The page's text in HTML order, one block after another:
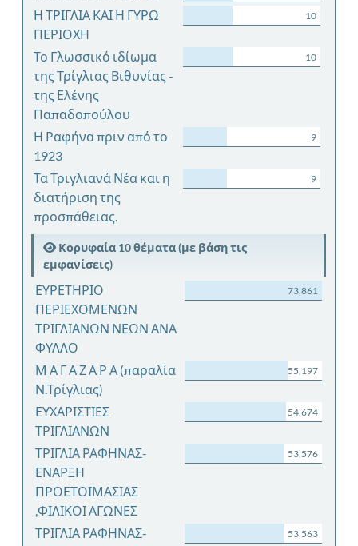
Η ΤΡΙΓΛΙΑ ΚΑΙ Η ΓΥΡΩ
ΠΕΡΙΟΧΗ
10
Το Γλωσσικό ιδίωμα
της Τρίγλιας Βιθυνίας -
της Ελένης
Παπαδοπούλου
10
Η Ραφήνα πριν από το
1923
9
Τα Τριγλιανά Νέα και η
διατήριση της
προσπάθειας.
9
Κορυφαία 10 θέματα (με βάση τις
εμφανίσεις)
ΕΥΡΕΤΗΡΙΟ
ΠΕΡΙΕΧΟΜΕΝΩΝ
ΤΡΙΓΛΙΑΝΩΝ ΝΕΩΝ ΑΝΑ
ΦΥΛΛΟ
73,861
Μ Α Γ Α Ζ Α Ρ Α (παραλία
Ν.Τρίγλιας)
55,197
ΕΥΧΑΡΙΣΤΙΕΣ
ΤΡΙΓΛΙΑΝΩΝ
54,674
ΤΡΙΓΛΙΑ ΡΑΦΗΝΑΣ-
ΕΝΑΡΞΗ
ΠΡΟΕΤΟΙΜΑΣΙΑΣ
,ΦΙΛΙΚΟΙ ΑΓΩΝΕΣ
53,576
ΤΡΙΓΛΙΑ ΡΑΦΗΝΑΣ-
53,563